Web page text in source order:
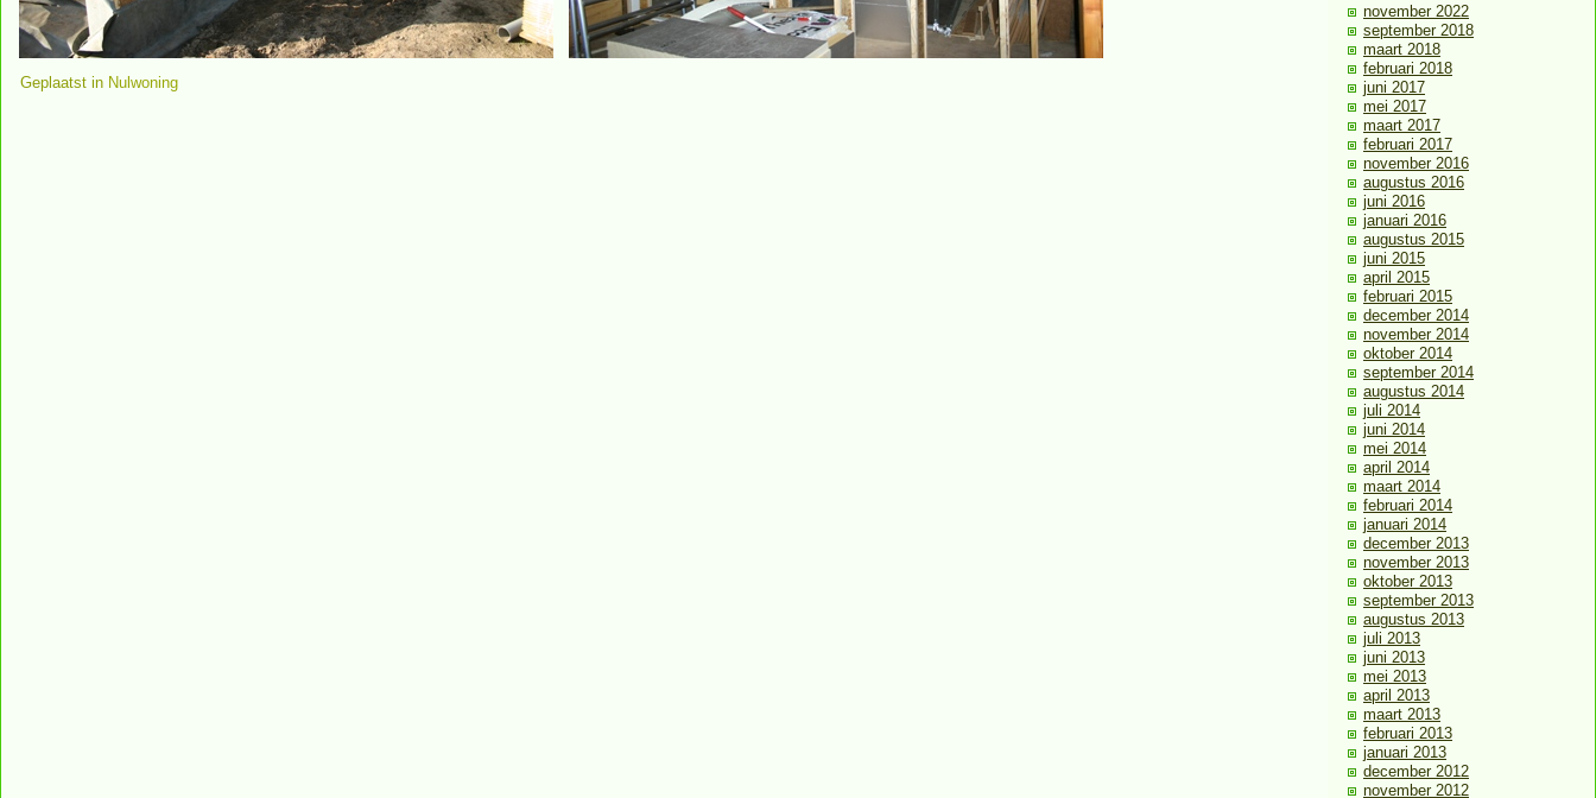
Geplaatst in Nulwoning
november 2022
september 2018
maart 2018
februari 2018
juni 2017
mei 2017
maart 2017
februari 2017
november 2016
augustus 2016
juni 2016
januari 2016
augustus 2015
juni 2015
april 2015
februari 2015
december 2014
november 2014
oktober 2014
september 2014
augustus 2014
juli 2014
juni 2014
mei 2014
april 2014
maart 2014
februari 2014
januari 2014
december 2013
november 2013
oktober 2013
september 2013
augustus 2013
juli 2013
juni 2013
mei 2013
april 2013
maart 2013
februari 2013
januari 2013
december 2012
november 2012